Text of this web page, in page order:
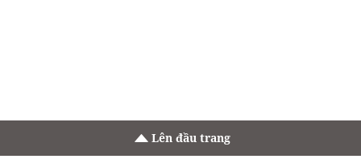
Lên đầu trang